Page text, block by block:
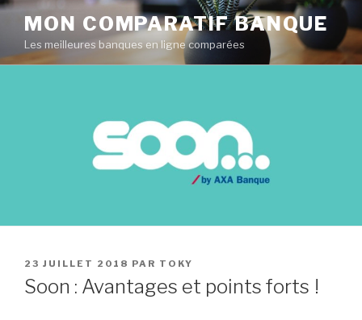
Aller
contenu
principal
MON COMPARATIF BANQUE
Les meilleures banques en ligne comparées
PUBLIÉ
LE
23 JUILLET 2018 PAR TOKY
Soon : Avantages et points forts !